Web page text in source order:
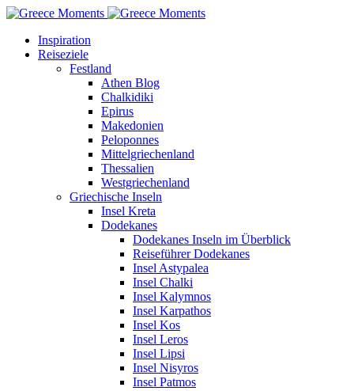
Inspiration
Reiseziele
Festland
Athen Blog
Chalkidiki
Epirus
Makedonien
Peloponnes
Mittelgriechenland
Thessalien
Westgriechenland
Griechische Inseln
Insel Kreta
Dodekanes
Dodekanes Inseln im Überblick
Reiseführer Dodekanes
Insel Astypalea
Insel Chalki
Insel Kalymnos
Insel Karpathos
Insel Kos
Insel Leros
Insel Lipsi
Insel Nisyros
Insel Patmos